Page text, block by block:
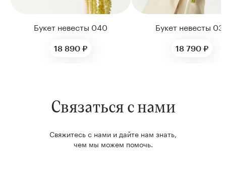
Букет невесты 040
18 890 ₽
Букет невесты
18 790 ₽
Связаться с нами
Свяжитесь с нами и дайте нам знать,
чем мы можем помочь.